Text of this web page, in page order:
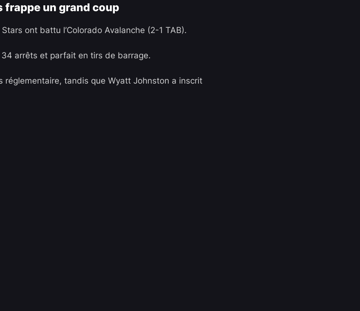
frappe un grand coup
Stars ont battu l’Colorado Avalanche (2-1 TAB).
arrêts et parfait en tirs de barrage.
réglementaire, tandis que Wyatt Johnston a inscrit